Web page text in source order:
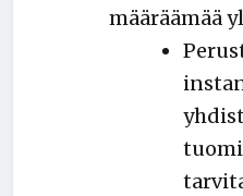
määräämää